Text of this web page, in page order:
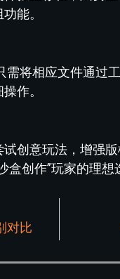
能。
将相应文件通过
作。
创意玩法，增强
创作”玩家的理想
对比